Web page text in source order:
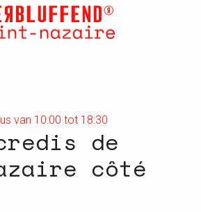
van 10:00 tot 18:30
de
côté